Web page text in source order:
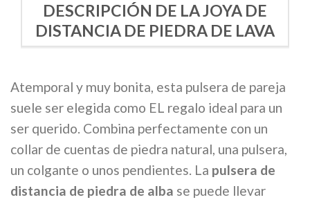
DESCRIPCIÓN DE LA JOYA DE
DISTANCIA DE PIEDRA DE LAVA
Atemporal y muy bonita, esta pulsera de pareja
suele ser elegida como EL regalo ideal para un
ser querido. Combina perfectamente con un
collar de cuentas de piedra natural, una pulsera,
un colgante o unos pendientes. La pulsera de
distancia de piedra de alba se puede llevar